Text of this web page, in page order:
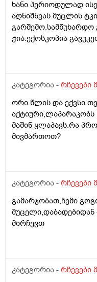
ხანი პერიოდულად
აღნიშნვას მუცლის
გარშემო.სამწუხარდო
ჭია.ექოსკოპია
კვებით იკვებება
სპეციალისტს
კატეგორია - რჩევები
ორი წლის და ექვსი
მაშინ ყლაპავს.რა
მივმართოთ?
კატეგორია - რჩევები
გამარჯობათ,ჩემი
მირჩევთ
კატეგორია - რჩევები